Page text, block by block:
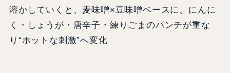
溶かしていくと、麦味噌×豆味噌ベースに、にんに
く・しょうが・唐辛子・練りごまのパンチが重な
り“ホットな刺激”へ変化